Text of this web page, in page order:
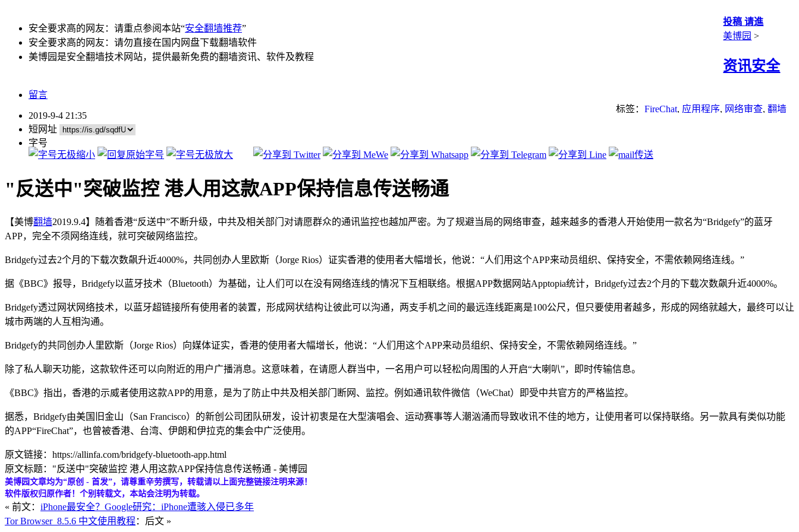
安全要求高的网友：请重点参阅本站“安全翻墙推荐”
安全要求高的网友：请勿直接在国内网盘下载翻墙软件
美博园是安全翻墙技术网站，提供最新免费的翻墙资讯、软件及教程
投稿 请進
美博园 >
资讯安全
留言
标签： FireChat, 应用程序, 网络审查, 翻墙
2019-9-4 21:35
短网址
字号
"反送中"突破监控 港人用这款APP保持信息传送畅通
【美博翻墙2019.9.4】随着香港“反送中”不断升级，中共及相关部门对请愿群众的通讯监控也越加严密。为了规避当局的网络审查，越来越多的香港人开始使用一款名为“Bridgefy”的蓝牙
APP，完全不须网络连线，就可突破网络监控。
Bridgefy过去2个月的下载次数飙升近4000%，共同创办人里欧斯（Jorge Rios）证实香港的使用者大幅增长，他说：“人们用这个APP来动员组织、保持安全，不需依赖网络连线。”
据《BBC》报导，Bridgefy以蓝牙技术（Bluetooth）为基础，让人们可以在没有网络连线的情况下互相联络。根据APP数据网站Apptopia统计，Bridgefy过去2个月的下载次数飙升近4000%。
Bridgefy透过网状网络技术，以蓝牙超链接所有使用者的装置，形成网状结构让彼此可以沟通，两支手机之间的最远连线距离是100公尺，但只要使用者越多，形成的网络就越大，最终可以让
城市两端的人互相沟通。
Bridgefy的共同创办人里欧斯（Jorge Rios）向媒体证实，香港的使用者大幅增长，他说：“人们用这个APP来动员组织、保持安全，不需依赖网络连线。”
除了私人聊天功能，这款软件还可以向附近的用户广播消息。这意味着，在请愿人群当中，一名用户可以轻松向周围的人开启“大喇叭”，即时传输信息。
《BBC》指出，香港的示威者使用这款APP的用意，是为了防止中共及相关部门断网、监控。例如通讯软件微信（WeChat）即受中共官方的严格监控。
据悉，Bridgefy由美国旧金山（San Francisco）的新创公司团队研发，设计初衷是在大型演唱会、运动赛事等人潮汹涌而导致收讯不佳的地方，让使用者可以保持联络。另一款具有类似功能
的APP“FireChat”，也曾被香港、台湾、伊朗和伊拉克的集会中广泛使用。
原文链接：https://allinfa.com/bridgefy-bluetooth-app.html
原文标题："反送中"突破监控 港人用这款APP保持信息传送畅通 - 美博园
美博园文章均为“原创 - 首发”，请尊重辛劳撰写，转载请以上面完整链接注明来源！
软件版权归原作者！个别转载文，本站会注明为转载。
« 前文： iPhone最安全？Google研究：iPhone遭骇入侵已多年
Tor Browser_8.5.6 中文使用教程 ：后文 »